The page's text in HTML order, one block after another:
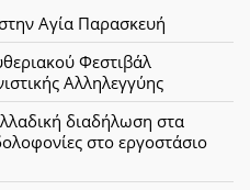
Αγία Παρασκευή
Φεστιβάλ
Αλληλεγγύης
διαδήλωση στα
στο εργοστάσιο